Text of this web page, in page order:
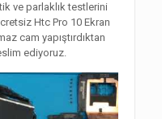
ve parlaklık testlerini
Htc Pro 10 Ekran
cam yapıştırdıktan
ediyoruz.